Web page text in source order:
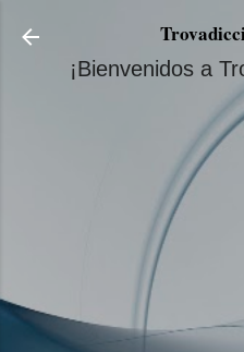
Ir al
¡Bienvenidos a